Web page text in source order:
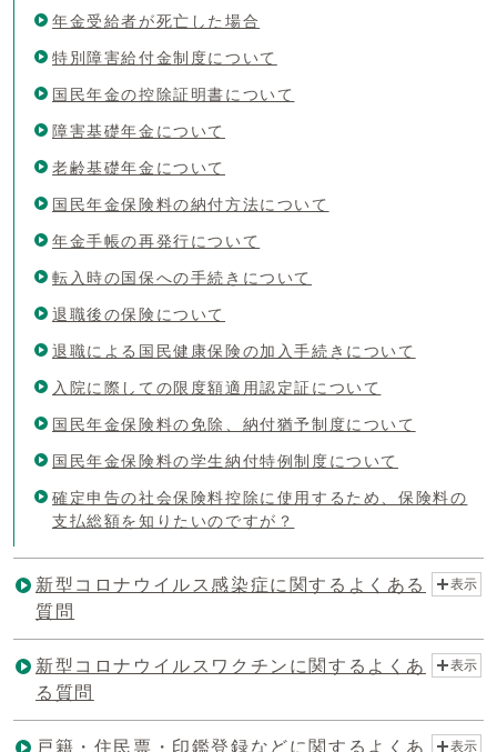
年金受給者が死亡した場合
特別障害給付金制度について
国民年金の控除証明書について
障害基礎年金について
老齢基礎年金について
国民年金保険料の納付方法について
年金手帳の再発行について
転入時の国保への手続きについて
退職後の保険について
退職による国民健康保険の加入手続きについて
入院に際しての限度額適用認定証について
国民年金保険料の免除、納付猶予制度について
国民年金保険料の学生納付特例制度について
確定申告の社会保険料控除に使用するため、保険料の
支払総額を知りたいのですが？
新型コロナウイルス感染症に関するよくある
質問
表示
新型コロナウイルスワクチンに関するよくあ
る質問
表示
戸籍・住民票・印鑑登録などに関するよくあ
表示